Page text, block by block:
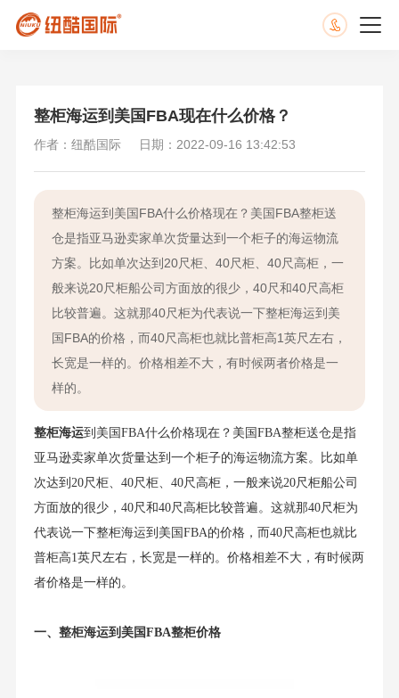
整柜海运到美国FBA现在什么价格？
作者：纽酷国际 日期：2022-09-16 13:42:53
整柜海运到美国FBA什么价格现在？美国FBA整柜送
仓是指亚马逊卖家单次货量达到一个柜子的海运物流
方案。比如单次达到20尺柜、40尺柜、40尺高柜，一
般来说20尺柜船公司方面放的很少，40尺和40尺高柜
比较普遍。这就那40尺柜为代表说一下整柜海运到美
国FBA的价格，而40尺高柜也就比普柜高1英尺左右，
长宽是一样的。价格相差不大，有时候两者价格是一
样的。
整柜海运到美国FBA什么价格现在？美国FBA整柜送仓是指
亚马逊卖家单次货量达到一个柜子的海运物流方案。比如单
次达到20尺柜、40尺柜、40尺高柜，一般来说20尺柜船公司
方面放的很少，40尺和40尺高柜比较普遍。这就那40尺柜为
代表说一下整柜海运到美国FBA的价格，而40尺高柜也就比
普柜高1英尺左右，长宽是一样的。价格相差不大，有时候两
者价格是一样的。
一、整柜海运到美国FBA整柜价格